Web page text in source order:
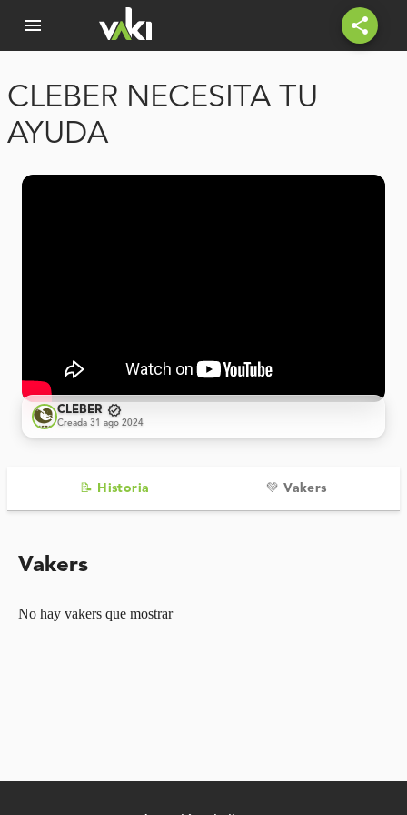
menu share
CLEBER NECESITA TU
AYUDA
CLEBER verified
Creada 31 ago 2024
📝 Historia 💚 Vakers
Vakers
No hay vakers que mostrar